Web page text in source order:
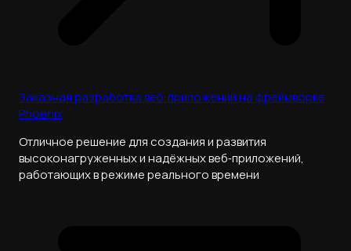
Заказная разработка веб‑приложений на фреймворке
Phoenix
Отличное решение для создания и развития
высоконагруженных и надёжных веб‑приложений,
работающих в режиме реального времени